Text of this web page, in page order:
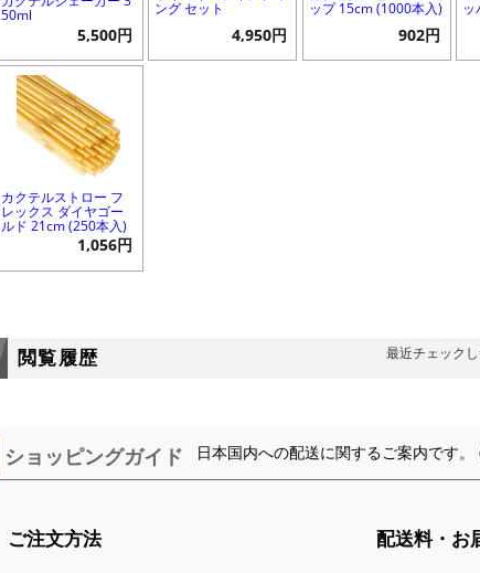
50ml
5,500円
ング セット
4,950円
ップ 15cm (1000本入)
902円
ッ
カクテルストロー フ
レックス ダイヤゴー
ルド 21cm (250本入)
1,056円
閲覧履歴 最近チェック
ショッピングガイド 日本国内への配送に関するご案内です。
ご注文方法 配送料・お